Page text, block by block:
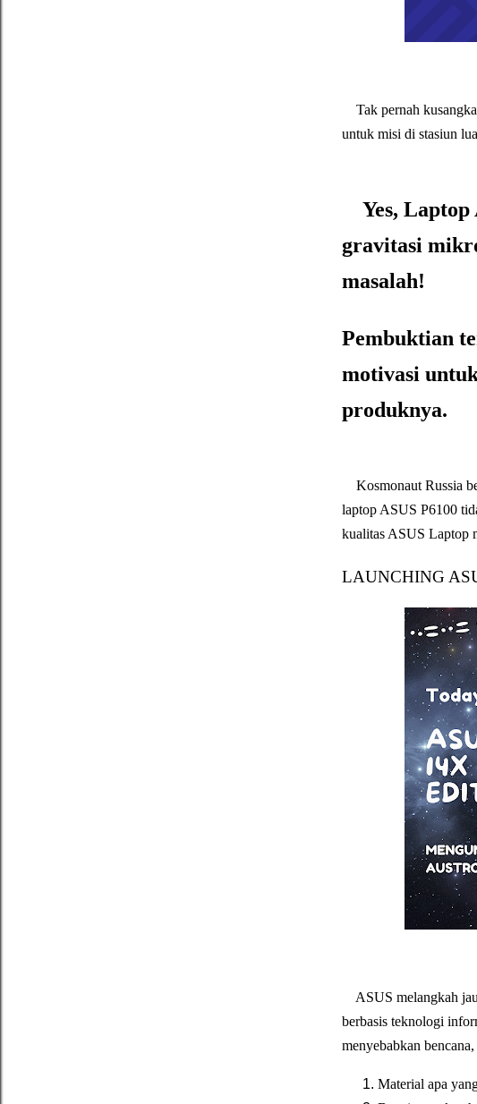
Tak pernah
untuk misi di stasiun
Yes, Laptop
gravitasi
masalah!
Pembuktian
motivasi
produknya.
Kosmonaut Russia
laptop ASUS P6100
kualitas ASUS Laptop
LAUNCHING
ASUS melangkah
berbasis teknologi
menyebabkan
Material apa